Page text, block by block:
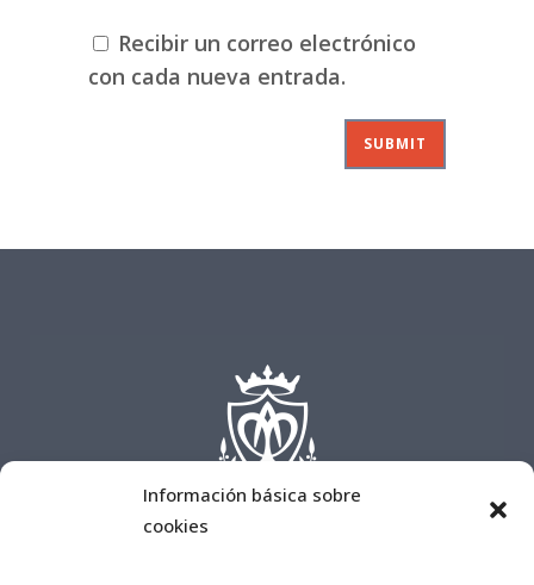
Información básica sobre
cookies
Recibir un correo electrónico
con cada nueva entrada.